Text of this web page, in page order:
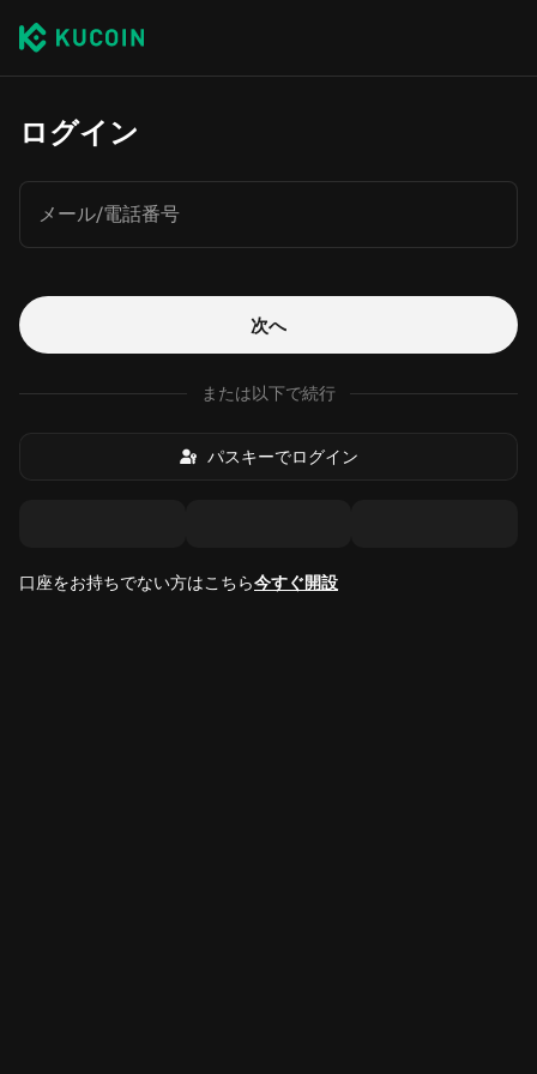
ログイン
メール/電話番号
次へ
または以下で続行
パスキーでログイン
口座をお持ちでない方はこちら今すぐ開設